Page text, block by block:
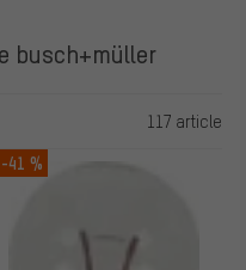
busch+müller
117 article
-41 %